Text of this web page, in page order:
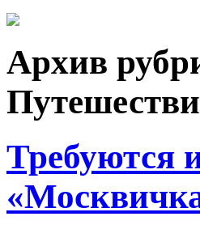
Архив
Требуются